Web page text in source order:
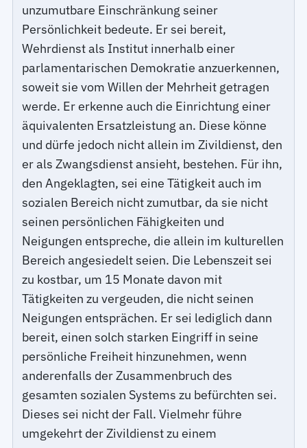
unzumutbare Einschränkung seiner
Persönlichkeit bedeute. Er sei bereit,
Wehrdienst als Institut innerhalb einer
parlamentarischen Demokratie anzuerkennen,
soweit sie vom Willen der Mehrheit getragen
werde. Er erkenne auch die Einrichtung einer
äquivalenten Ersatzleistung an. Diese könne
und dürfe jedoch nicht allein im Zivildienst, den
er als Zwangsdienst ansieht, bestehen. Für ihn,
den Angeklagten, sei eine Tätigkeit auch im
sozialen Bereich nicht zumutbar, da sie nicht
seinen persönlichen Fähigkeiten und
Neigungen entspreche, die allein im kulturellen
Bereich angesiedelt seien. Die Lebenszeit sei
zu kostbar, um 15 Monate davon mit
Tätigkeiten zu vergeuden, die nicht seinen
Neigungen entsprächen. Er sei lediglich dann
bereit, einen solch starken Eingriff in seine
persönliche Freiheit hinzunehmen, wenn
anderenfalls der Zusammenbruch des
gesamten sozialen Systems zu befürchten sei.
Dieses sei nicht der Fall. Vielmehr führe
umgekehrt der Zivildienst zu einem